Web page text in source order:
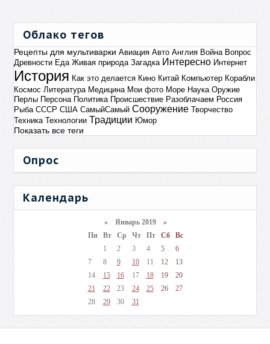
Облако тегов
Рецепты для мультиварки Авиация Авто Англия Война Вопрос
Древности Еда Живая природа Загадка Интересно Интернет
История Как это делается Кино Китай Компьютер Корабли
Космос Литература Медицина Мои фото Море Наука Оружие
Перлы Персона Политика Происшествие Разоблачаем Россия
Рыба СССР США СамыйСамый Сооружение Творчество
Техника Технологии Традиции Юмор
Показать все теги
Опрос
Календарь
«Январь 2019 »
Пн
Вт Ср Чт Пт Сб
Вс
1
2 3 4 5
6
7
8 9 10 11 12
13
14
15 16 17 18 19
20
21
22 23 24 25 26
27
28
29 30 31